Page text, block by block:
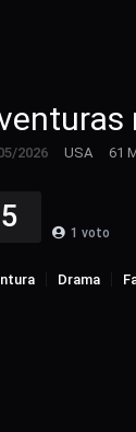
2026 USA 61
5 1 voto
Drama